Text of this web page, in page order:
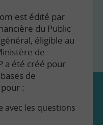
est édité par
du Public
éligible au
de
a été créé pour
de
:
avec les questions